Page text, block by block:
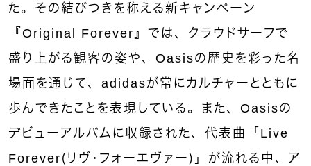
た。その結びつきを称える新キャンペーン
『Original Forever』では、クラウドサーフで
盛り上がる観客の姿や、Oasisの歴史を彩った名
場面を通じて、adidasが常にカルチャーとともに
歩んできたことを表現している。また、Oasisの
デビューアルバムに収録された、代表曲「Live
Forever（リヴ・フォーエヴァー）」が流れる中、ア